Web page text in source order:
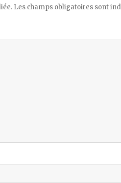
Les champs obligatoires sont